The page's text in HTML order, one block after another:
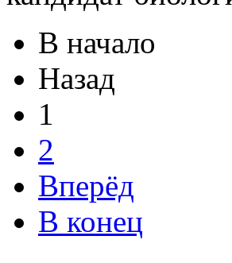
В начало
Назад
1
2
Вперёд
В конец